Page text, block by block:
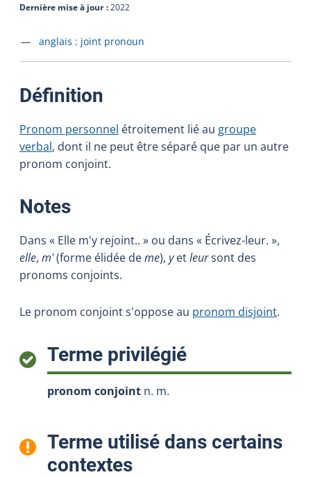
Dernière mise à jour 2022
Accéder à la fiche en
anglais : joint pronoun
Définition
Pronom personnel étroitement lié au groupe
verbal, dont il ne peut être séparé que par un autre
pronom conjoint.
Notes:
Dans « Elle m'y rejoint.. » ou dans « Écrivez-leur. »,
elle, m'(forme élidée deme), yetleursont des
pronoms conjoints.
Le pronom conjoint s'oppose au pronom disjoint.
Terme privilégié:
pronom conjoint n. m.
Terme utilisé dans certains
contextes: